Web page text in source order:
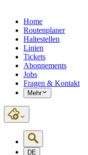
Home
Routenplaner
Haltestellen
Linien
Tickets
Abonnements
Jobs
Fragen & Kontakt
Mehr
DE